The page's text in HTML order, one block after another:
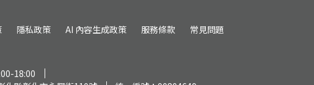
隱私政策 AI 內容生成政策 服務條款 常見問題
18:00